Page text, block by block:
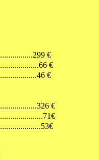
€
€
€
€